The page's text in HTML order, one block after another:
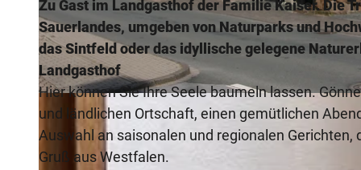
Zu Gast im Landgasthof der Familie Kaiser. Die
Sauerlandes, umgeben von Naturparks und
das Sintfeld oder das idyllische gelegene
Landgasthof
Hier können Sie Ihre Seele baumeln lassen.
und ländlichen Ortschaft, einen gemütlichen
Auswahl an saisonalen und regionalen
Gruß aus Westfalen.